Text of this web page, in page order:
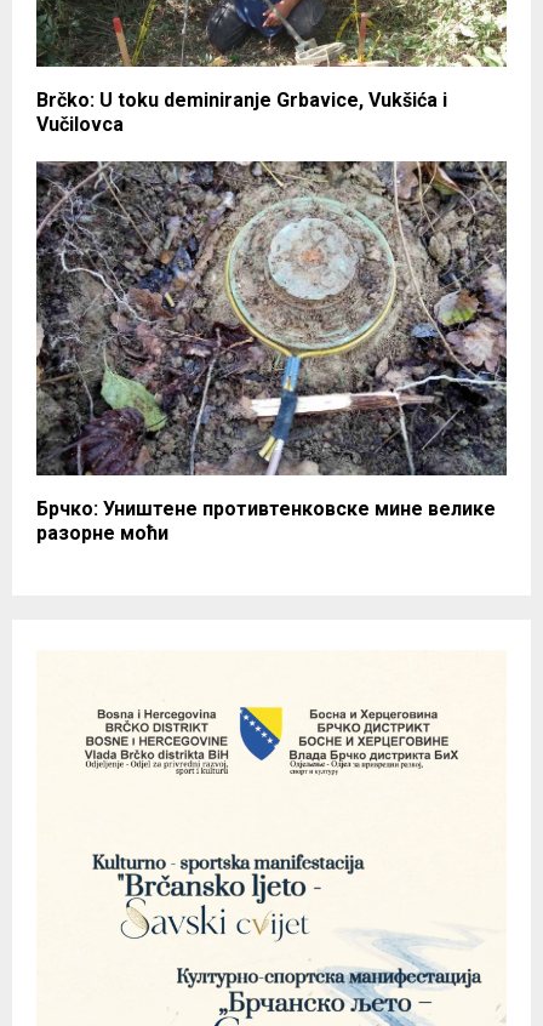
Brčko: U toku deminiranje Grbavice, Vukšića i
Vučilovca
Брчко: Уништене противтенковске мине велике
разорне моћи